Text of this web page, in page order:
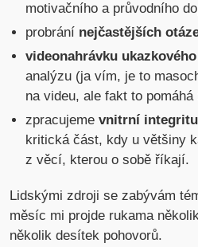
motivačního a průvodního
probrání nejčastějších
videonahrávku
analýzu (ja vím, je to
na videu, ale fakt to pomáhá
zpracujemevnitrní integritu
kritická část, kdy u většiny
z věcí, kterou o sobě říkají.
Lidskými zdroji se zabývám
měsíc mi projde rukama
několik desítek pohovorů.